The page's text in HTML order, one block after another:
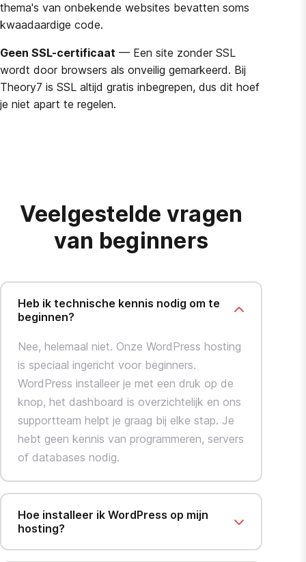
thema's van onbekende websites bevatten soms
kwaadaardige code.
Geen SSL-certificaat — Een site zonder SSL
wordt door browsers als onveilig gemarkeerd. Bij
Theory7 is SSL altijd gratis inbegrepen, dus dit hoef
je niet apart te regelen.
Veelgestelde vragen
van beginners
Heb ik technische kennis nodig om te
beginnen?
Nee, helemaal niet. Onze WordPress hosting
is speciaal ingericht voor beginners.
WordPress installeer je met een druk op de
knop, het dashboard is overzichtelijk en ons
supportteam helpt je graag bij elke stap. Je
hebt geen kennis van programmeren, servers
of databases nodig.
Hoe installeer ik WordPress op mijn
hosting?